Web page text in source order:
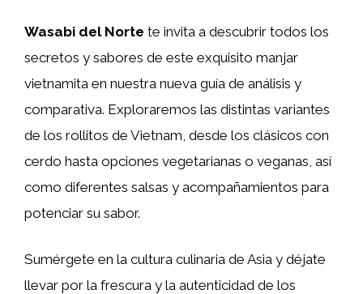
Wasabi del Norte te invita a descubrir todos los
secretos y sabores de este exquisito manjar
vietnamita en nuestra nueva guía de análisis y
comparativa. Exploraremos las distintas variantes
de los rollitos de Vietnam, desde los clásicos con
cerdo hasta opciones vegetarianas o veganas, así
como diferentes salsas y acompañamientos para
potenciar su sabor.
Sumérgete en la cultura culinaria de Asia y déjate
llevar por la frescura y la autenticidad de los